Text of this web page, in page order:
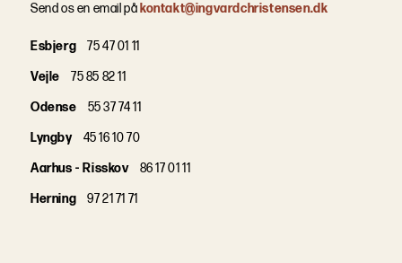
Send os en email på kontakt@ingvardchristensen.dk
Esbjerg
75 47 01 11
Vejle
75 85 82 11
Odense
55 37 74 11
Lyngby
45 16 10 70
Aarhus - Risskov
86 17 01 11
Herning
97 21 71 71